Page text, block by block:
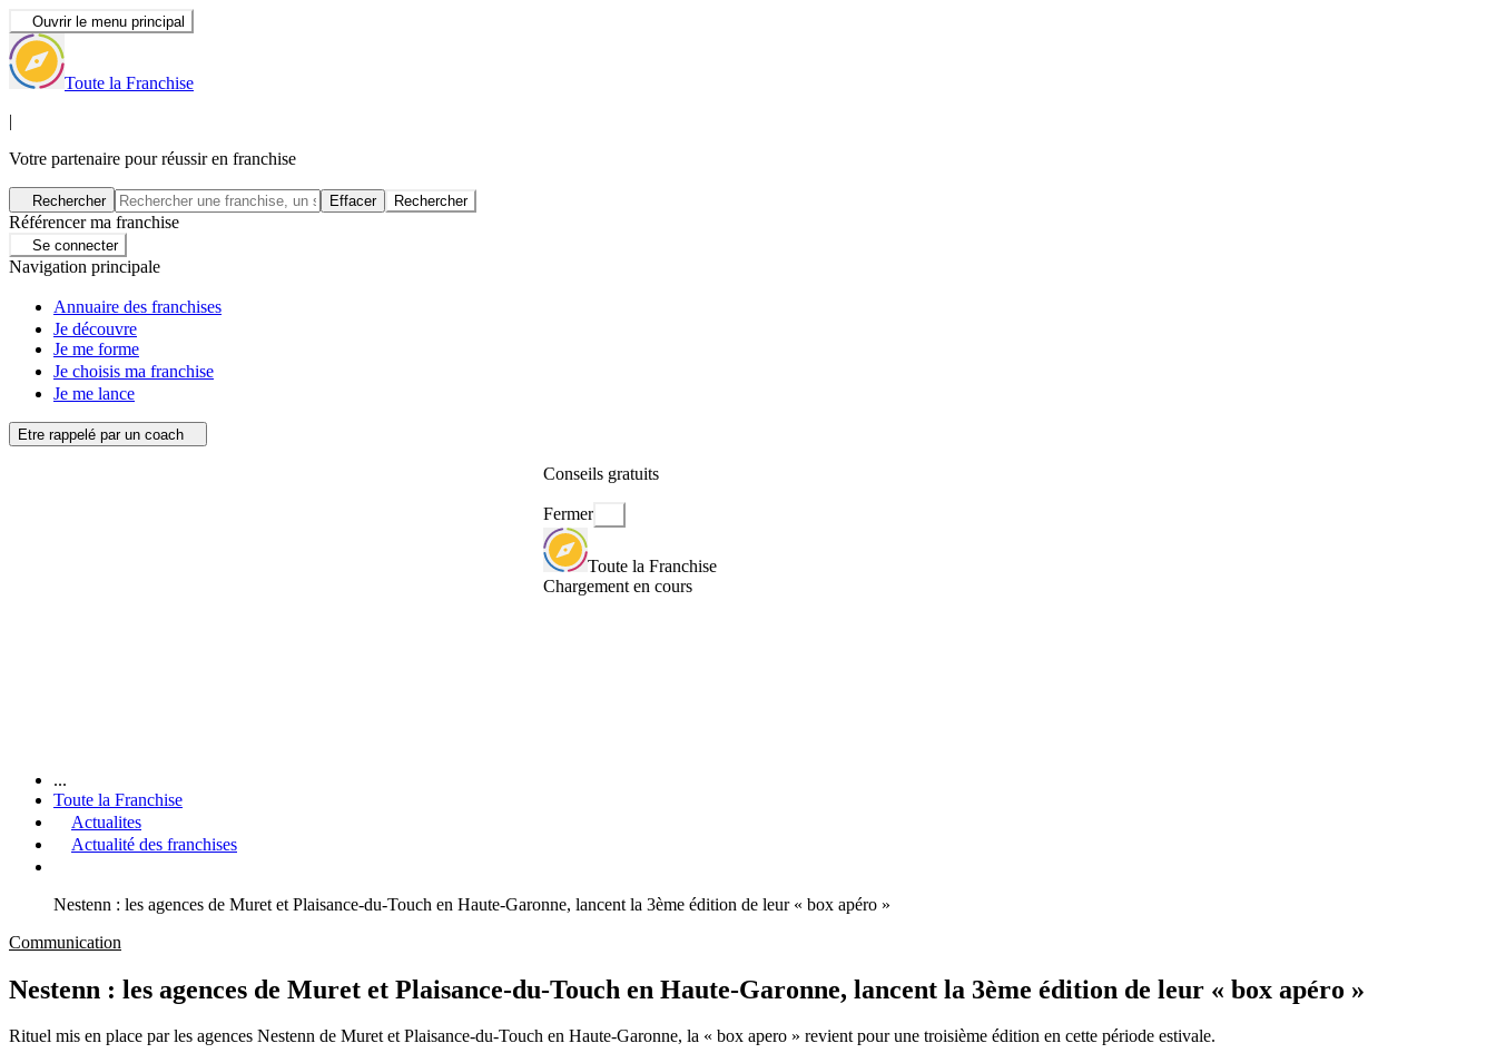
Ouvrir le menu principal
Toute la Franchise
|
Votre partenaire pour réussir en franchise
Rechercher Effacer Rechercher
Référencer ma franchise
Se connecter
Navigation principale
Annuaire des franchises
Je découvre
Je me forme
Je choisis ma franchise
Je me lance
Etre rappelé par un coach
Conseils gratuits
Fermer
Toute la Franchise
Chargement en cours
...
Toute la Franchise
Actualites
Actualité des franchises
Nestenn : les agences de Muret et Plaisance-du-Touch en Haute-Garonne, lancent la 3ème édition de leur « box apéro »
Communication
Nestenn : les agences de Muret et Plaisance-du-Touch en Haute-Garonne, lancent la 3ème édition de leur « box apéro »
Rituel mis en place par les agences Nestenn de Muret et Plaisance-du-Touch en Haute-Garonne, la « box apero » revient pour une troisième édition en cette période estivale.